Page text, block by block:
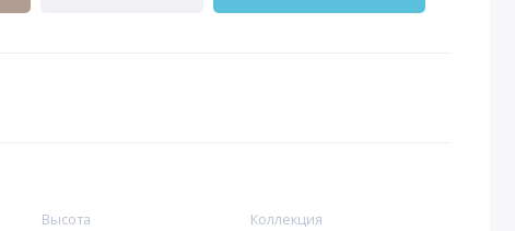
Высота Коллекция